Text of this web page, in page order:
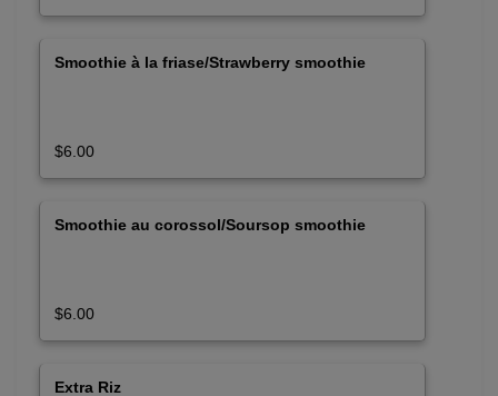
Smoothie à la friase/Strawberry smoothie
$6.00
Smoothie au corossol/Soursop smoothie
$6.00
Extra Riz